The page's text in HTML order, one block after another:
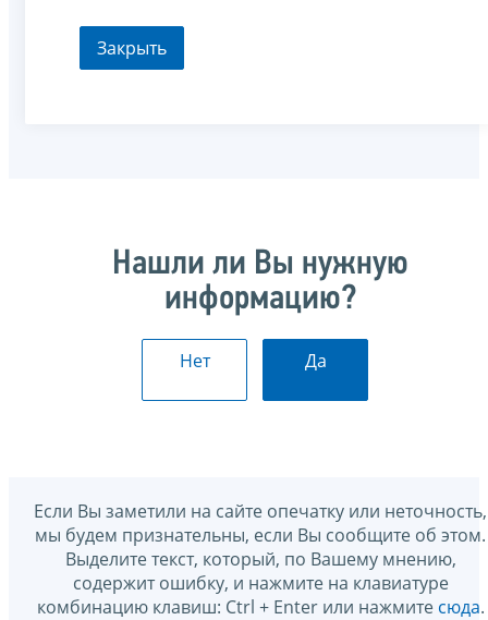
Закрыть
Нашли ли Вы нужную
информацию?
Нет Да
Если Вы заметили на сайте опечатку или неточность,
мы будем признательны, если Вы сообщите об этом.
Выделите текст, который, по Вашему мнению,
содержит ошибку, и нажмите на клавиатуре
комбинацию клавиш: Ctrl + Enter или нажмите сюда.